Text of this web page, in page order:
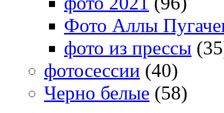
Фото Аллы
фото из прессы
фотосессии (40)
Черно белые (58)